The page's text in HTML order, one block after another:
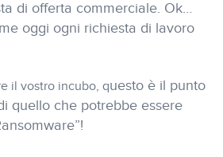
di offerta commerciale. Ok…
oggi ogni richiesta di lavoro
il vostro incubo, questo è il punto
quello che potrebbe essere